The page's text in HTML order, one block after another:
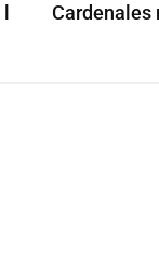
Cardenales